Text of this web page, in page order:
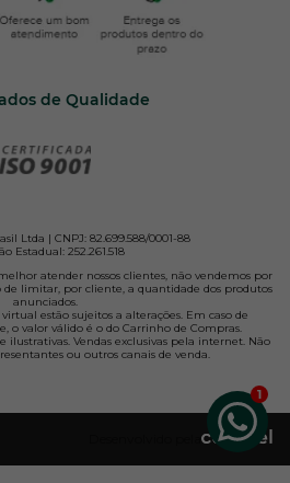
de Qualidade
Ltda | CNPJ: 82.699.588/0001-88
Estadual: 252.261.518
atender nossos clientes, não vendemos por
de limitar, por cliente, a quantidade dos produtos
anunciados.
estão sujeitos a alterações. Em caso de
o valor válido é o do Carrinho de Compras.
Vendas exclusivas pela internet. Não
ou outros canais de venda.